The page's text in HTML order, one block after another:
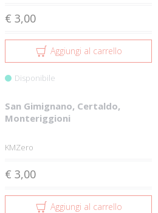
€ 3,00
Aggiungi al carrello
Disponibile
San Gimignano, Certaldo,
Monteriggioni
KMZero
€ 3,00
Aggiungi al carrello